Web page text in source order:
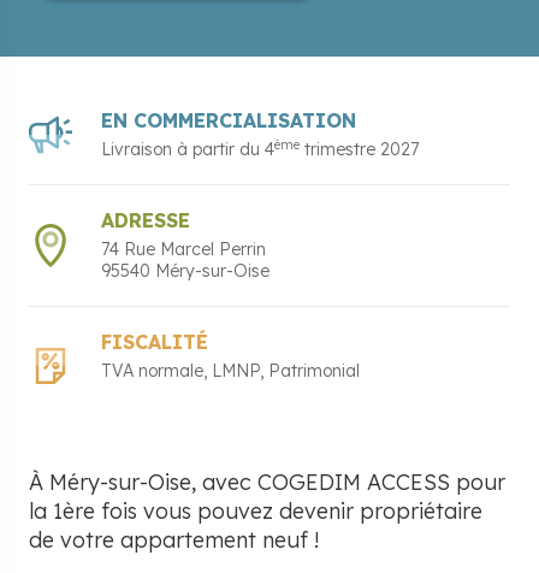
EN COMMERCIALISATION
Livraison à partir du 4ème trimestre 2027
ADRESSE
74 Rue Marcel Perrin
95540 Méry-sur-Oise
FISCALITÉ
TVA normale LMNP Patrimonial
À Méry-sur-Oise, avec COGEDIM ACCESS pour
la 1ère fois vous pouvez devenir propriétaire
de votre appartement neuf !